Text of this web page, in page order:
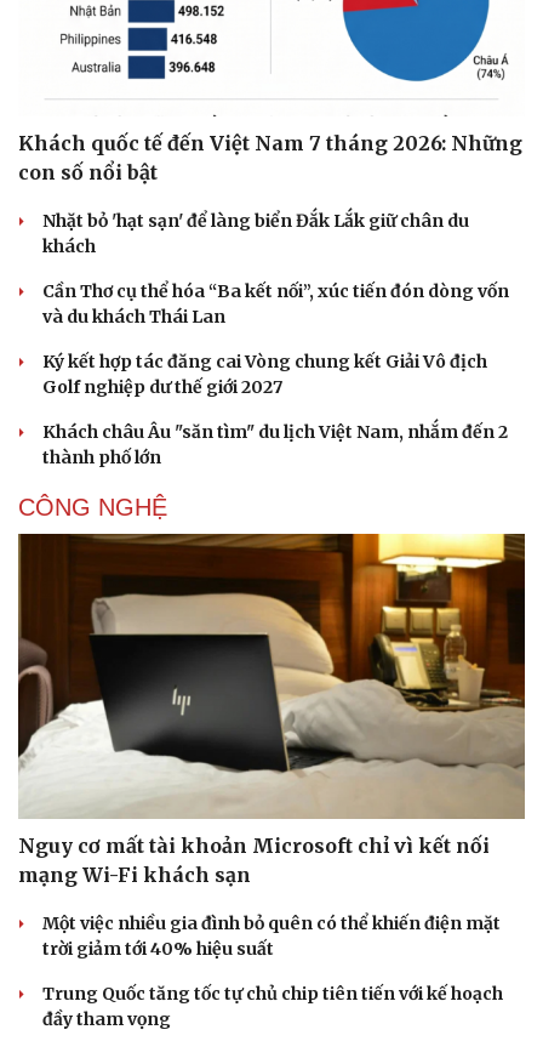
Doanh nghiệp
Thông tin doanh nghiệp
Doanh nghiệp 24h
Vì cộng đồng
Công nghệ
Sành điệu
Chuyển đổi số
Khách quốc tế đến Việt Nam 7 tháng 2026: Những
con số nổi bật
Nhặt bỏ 'hạt sạn' để làng biển Đắk Lắk giữ chân du
khách
Cần Thơ cụ thể hóa “Ba kết nối”, xúc tiến đón dòng vốn
và du khách Thái Lan
Ký kết hợp tác đăng cai Vòng chung kết Giải Vô địch
Golf nghiệp dư thế giới 2027
Khách châu Âu "săn tìm" du lịch Việt Nam, nhắm đến 2
thành phố lớn
CÔNG NGHỆ
Nguy cơ mất tài khoản Microsoft chỉ vì kết nối
mạng Wi-Fi khách sạn
Một việc nhiều gia đình bỏ quên có thể khiến điện mặt
trời giảm tới 40% hiệu suất
Trung Quốc tăng tốc tự chủ chip tiên tiến với kế hoạch
đầy tham vọng